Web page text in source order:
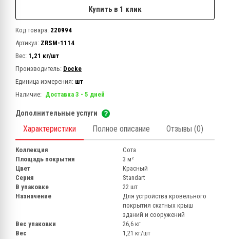
Купить в 1 клик
Код товара: 220994
Артикул: ZRSM-1114
Вес: 1,21 кг/шт
Производитель: Docke
Единица измерения: шт
Наличие: Доставка 3 - 5 дней
Дополнительные услуги
Характеристики Полное описание Отзывы (0)
Коллекция
Сота
Площадь покрытия
3 м²
Цвет
Красный
Серия
Standart
В упаковке
22 шт
Назначение
Для устройства кровельного
покрытия скатных крыш
зданий и сооружений
Вес упаковки
26,6 кг
Вес
1,21 кг/шт